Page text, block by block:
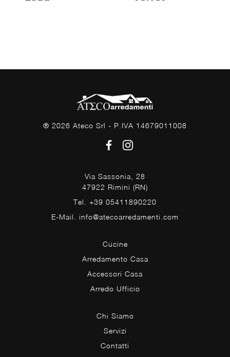
® 2026 Ateco Srl - P.IVA 14679011008
Via Sassonia, 28
47922 Rimini (RN)
Tel. +39 05411890220
E-Mail. info@atecoarredamenti.com
Cucine
Arredamento Casa
Accessori Casa
Arredo Ufficio
Chi Siamo
Servizi
Contatti